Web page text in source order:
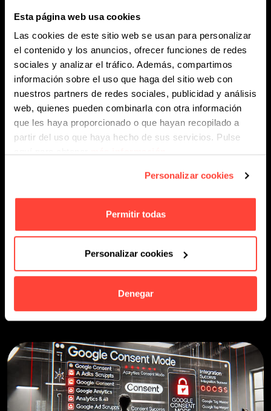
Esta página web usa cookies
Las cookies de este sitio web se usan para personalizar
el contenido y los anuncios, ofrecer funciones de redes
sociales y analizar el tráfico. Además, compartimos
información sobre el uso que haga del sitio web con
nuestros partners de redes sociales, publicidad y análisis
web, quienes pueden combinarla con otra información
que les haya proporcionado o que hayan recopilado a
partir del uso que haya hecho de sus servicios. Pulse
Personalizar cookies
Permitir todas
Personalizar cookies
Denegar
4. INTEGRACIÓN CON GOOGLE CONSENT
MODE
comprometer el cumplimiento legal ni la
Compatibilidad con Google Analytics, Google
Ads y Facebook Pixel.
Gestión avanzada del consentimiento sin
Optimización de conversiones sin vulnerar la
Consulta nuestro servicio de publicidad digital